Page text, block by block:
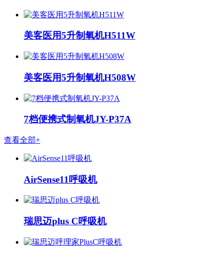
美客医用5升制氧机H511W
美客医用5升制氧机H508W
7档便携式制氧机JY-P37A
查看全部+
AirSense11呼吸机
瑞思迈plus C呼吸机